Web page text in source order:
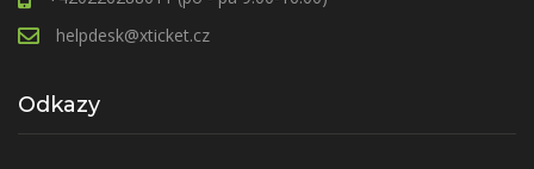
helpdesk@xticket.cz
Odkazy